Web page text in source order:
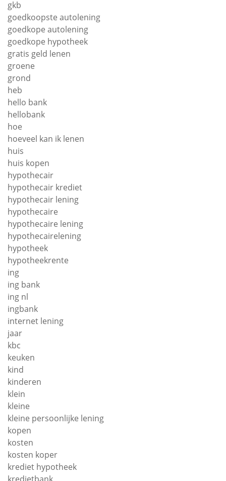
gkb
goedkoopste autolening
goedkope autolening
goedkope hypotheek
gratis geld lenen
groene
grond
heb
hello bank
hellobank
hoe
hoeveel kan ik lenen
huis
huis kopen
hypothecair
hypothecair krediet
hypothecair lening
hypothecaire
hypothecaire lening
hypothecairelening
hypotheek
hypotheekrente
ing
ing bank
ing nl
ingbank
internet lening
jaar
kbc
keuken
kind
kinderen
klein
kleine
kleine persoonlijke lening
kopen
kosten
kosten koper
krediet hypotheek